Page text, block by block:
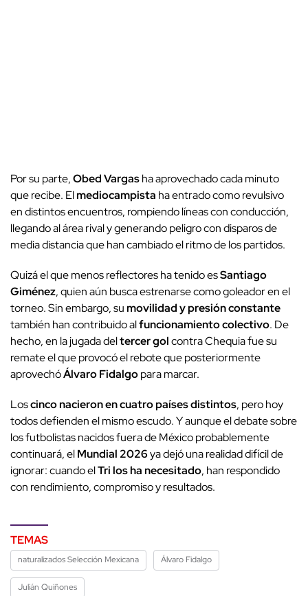
Por su parte,Obed Vargasha aprovechado cada minuto
que recibe. Elmediocampista ha entrado como revulsivo
en distintos encuentros, rompiendo líneas con conducción,
llegando al área rival y generando peligro con disparos de
media distancia que han cambiado el ritmo de los partidos.
Quizá el que menos reflectores ha tenido esSantiago
Giménez, quien aún busca estrenarse como goleador en el
torneo. Sin embargo, sumovilidad y presión constante
también han contribuido alfuncionamiento colectivo. De
hecho, en la jugada deltercer golcontra Chequia fue su
remate el que provocó el rebote que posteriormente
aprovechóÁlvaro Fidalgopara marcar.
Loscinco nacieron en cuatro países distintos, pero hoy
todos defienden el mismo escudo. Y aunque el debate sobre
los futbolistas nacidos fuera de México probablemente
continuará, elMundial 2026ya dejó una realidad difícil de
ignorar: cuando elTri los ha necesitado, han respondido
con rendimiento, compromiso y resultados.
TEMAS
naturalizados Selección Mexicana Álvaro Fidalgo
Julián Quiñones